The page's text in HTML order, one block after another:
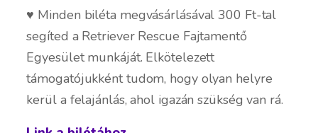
♥ Minden biléta megvásárlásával 300 Ft-tal
segíted a Retriever Rescue Fajtamentő
Egyesület munkáját. Elkötelezett
támogatójukként tudom, hogy olyan helyre
kerül a felajánlás, ahol igazán szükség van rá.